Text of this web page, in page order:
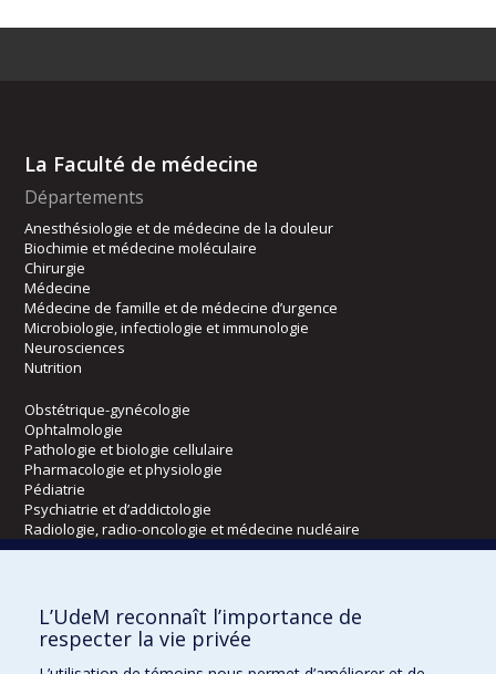
La Faculté de médecine
Départements
Anesthésiologie et de médecine de la douleur
Biochimie et médecine moléculaire
Chirurgie
Médecine
Médecine de famille et de médecine d’urgence
Microbiologie, infectiologie et immunologie
Neurosciences
Nutrition
Obstétrique-gynécologie
Ophtalmologie
Pathologie et biologie cellulaire
Pharmacologie et physiologie
Pédiatrie
Psychiatrie et d’addictologie
Radiologie, radio-oncologie et médecine nucléaire
Écoles
Kinésiologie et des sciences de l’activité physique
Orthophonie et audiologie
L’UdeM reconnaît l’importance de
respecter la vie privée